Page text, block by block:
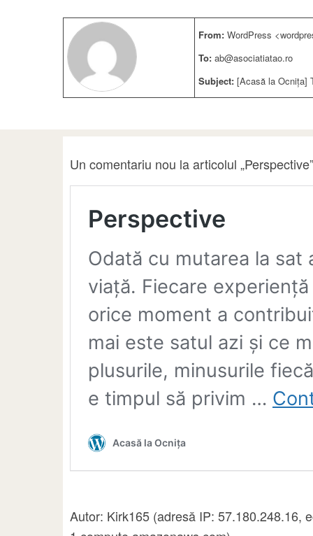
From: WordPress
To: ab@asociatiatao.ro
Subject: [Acasă la Ocnița]
Un comentariu nou la articolul
Autor: Kirk165 (adresă IP: 57.180.248.16,